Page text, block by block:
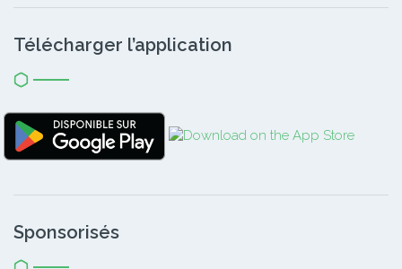
Télécharger l’application
Sponsorisés